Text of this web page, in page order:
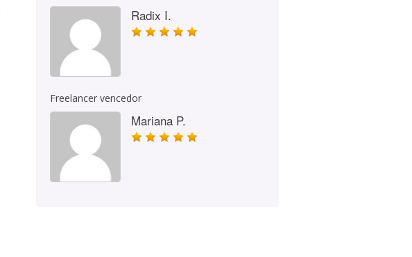
Radix I.
Freelancer vencedor
Mariana P.